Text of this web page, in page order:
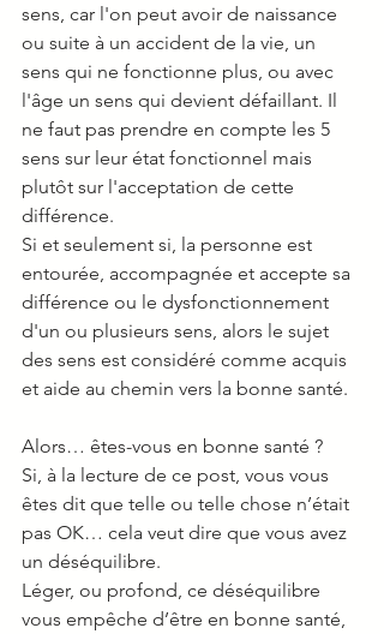
sens, car l'on peut avoir de naissance
ou suite à un accident de la vie, un
sens qui ne fonctionne plus, ou avec
l'âge un sens qui devient défaillant. Il
ne faut pas prendre en compte les 5
sens sur leur état fonctionnel mais
plutôt sur l'acceptation de cette
différence.
Si et seulement si, la personne est
entourée, accompagnée et accepte sa
différence ou le dysfonctionnement
d'un ou plusieurs sens, alors le sujet
des sens est considéré comme acquis
et aide au chemin vers la bonne santé.
Alors… êtes-vous en bonne santé ?
Si, à la lecture de ce post, vous vous
êtes dit que telle ou telle chose n’était
pas OK… cela veut dire que vous avez
un déséquilibre.
Léger, ou profond, ce déséquilibre
vous empêche d’être en bonne santé,